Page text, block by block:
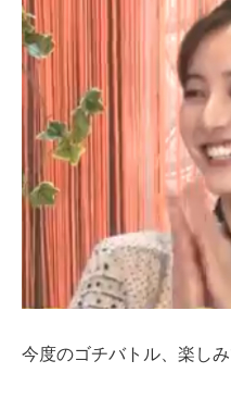
今度のゴチバトル、楽しみ